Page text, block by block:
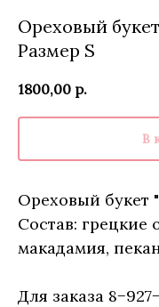
Ореховый
Размер S
1800,00 р.
В
Ореховый букет
Состав: грецкие
макадамия,
Для заказа